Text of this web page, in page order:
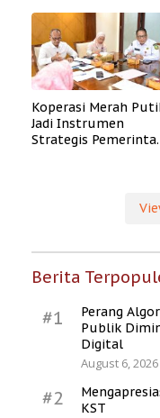
Koperasi Merah
Jadi Instrumen
Strategis
Berita
#1
Perang
Publik
Digital
August 6, 2026
#2
KST